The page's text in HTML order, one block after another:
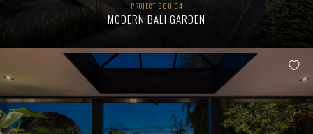
PROJECT 800.04
MODERN BALI GARDEN